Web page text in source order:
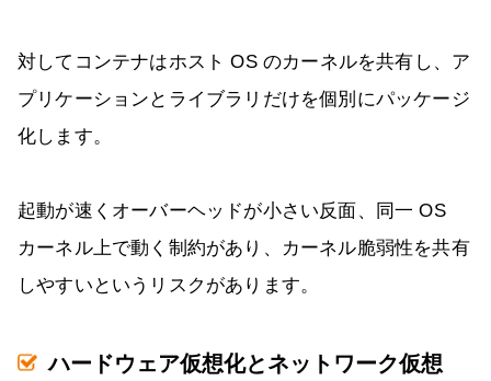
対してコンテナはホスト OS のカーネルを共有し、ア
プリケーションとライブラリだけを個別にパッケージ
化します。
起動が速くオーバーヘッドが小さい反面、同一 OS
カーネル上で動く制約があり、カーネル脆弱性を共有
しやすいというリスクがあります。
ハードウェア仮想化とネットワーク仮想